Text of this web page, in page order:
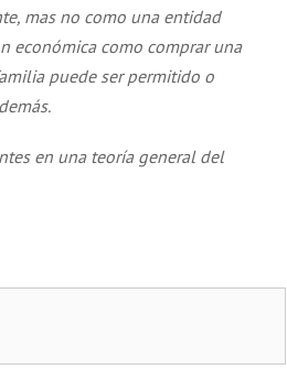
mas no como una entidad
económica como comprar una
puede ser permitido o
en una teoría general del